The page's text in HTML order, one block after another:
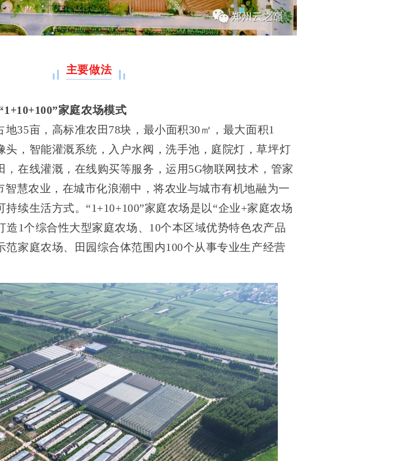
主要做法
家庭农场模式
地35亩，高标准农田78块，最小面积30㎡，最大面积1
头，智能灌溉系统，入户水阀，洗手池，庭院灯，草坪灯
，在线灌溉，在线购买等服务，运用5G物联网技术，管家
智慧农业，在城市化浪潮中，将农业与城市有机地融为一
续生活方式。“1+10+100”家庭农场是以“企业+家庭农场
造1个综合性大型家庭农场、10个本区域优势特色农产品
范家庭农场、田园综合体范围内100个从事专业生产经营